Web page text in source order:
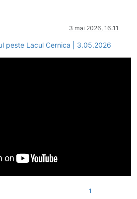
3 mai 2026, 16:11
peste Lacul Cernica | 3.05.2026
1